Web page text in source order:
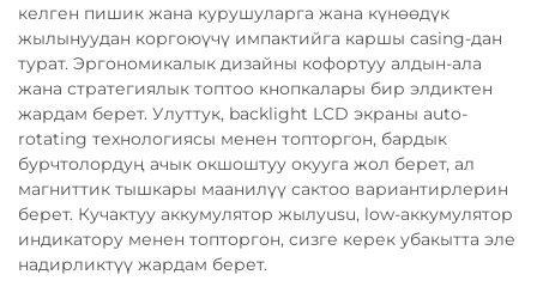
келген пишик жана курушуларга жана күнөөдүк
жылынуудан коргоюүчү импактийга каршы casing-дан
турат. Эргономикалык дизайны кофортуу алдын-ала
жана стратегиялык топтоо кнопкалары бир элдиктен
жардам берет. Улуттук, backlight LCD экраны auto-
rotating технологиясы менен топторгон, бардык
бурчтолордуң ачык окшоштуу окууга жол берет, ал
магниттик тышкары маанилүү сактоо вариантирлерин
берет. Кучактуу аккумулятор жылуusu, low-аккумулятор
индикатору менен топторгон, сизге керек убакытта эле
надирликтүү жардам берет.